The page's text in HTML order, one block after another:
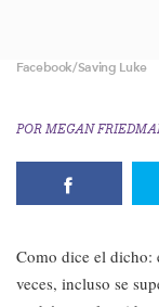
Facebook/Saving Luke
POR MEGAN
Como dice el dicho:
veces, incluso se